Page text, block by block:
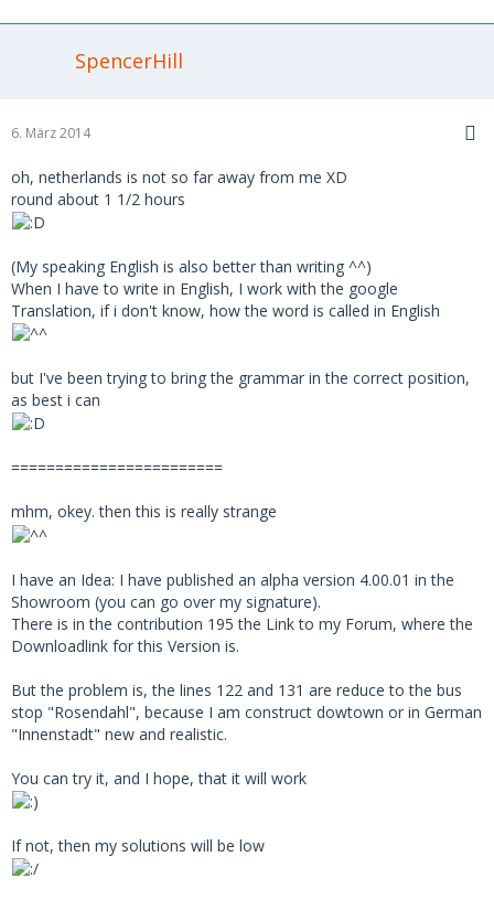
SpencerHill
6. März 2014
oh, netherlands is not so far away from me XD
round about 1 1/2 hours
(My speaking English is also better than writing ^^)
When I have to write in English, I work with the google
Translation, if i don't know, how the word is called in English
but I've been trying to bring the grammar in the correct position,
as best i can
========================
mhm, okey. then this is really strange
I have an Idea: I have published an alpha version 4.00.01 in the
Showroom (you can go over my signature).
There is in the contribution 195 the Link to my Forum, where the
Downloadlink for this Version is.
But the problem is, the lines 122 and 131 are reduce to the bus
stop "Rosendahl", because I am construct dowtown or in German
"Innenstadt" new and realistic.
You can try it, and I hope, that it will work
If not, then my solutions will be low